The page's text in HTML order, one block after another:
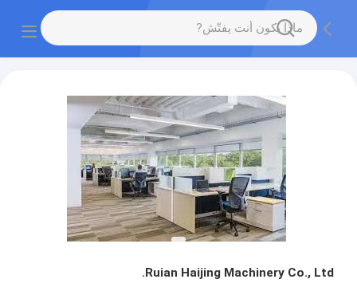
Ruian Haijing Machinery Co., Ltd.